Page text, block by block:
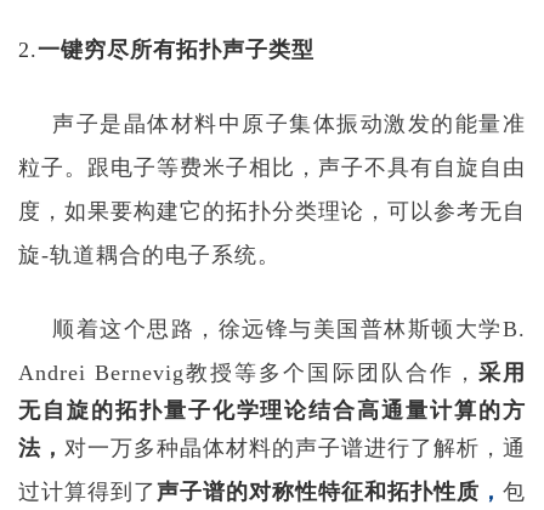
2.一键穷尽所有拓扑声子类型
声子是晶体材料中原子集体振动激发的能量准
粒子。跟电子等费米子相比，声子不具有自旋自由
度，如果要构建它的拓扑分类理论，可以参考无自
旋-轨道耦合的电子系统。
顺着这个思路，徐远锋与美国普林斯顿大学B.
Andrei Bernevig教授等多个国际团队合作， 采用
无自旋的拓扑量子化学理论结合高通量计算的方
法， 对一万多种晶体材料的声子谱进行了解析，通
过计算得到了声子谱的对称性特征和拓扑性质 ， 包